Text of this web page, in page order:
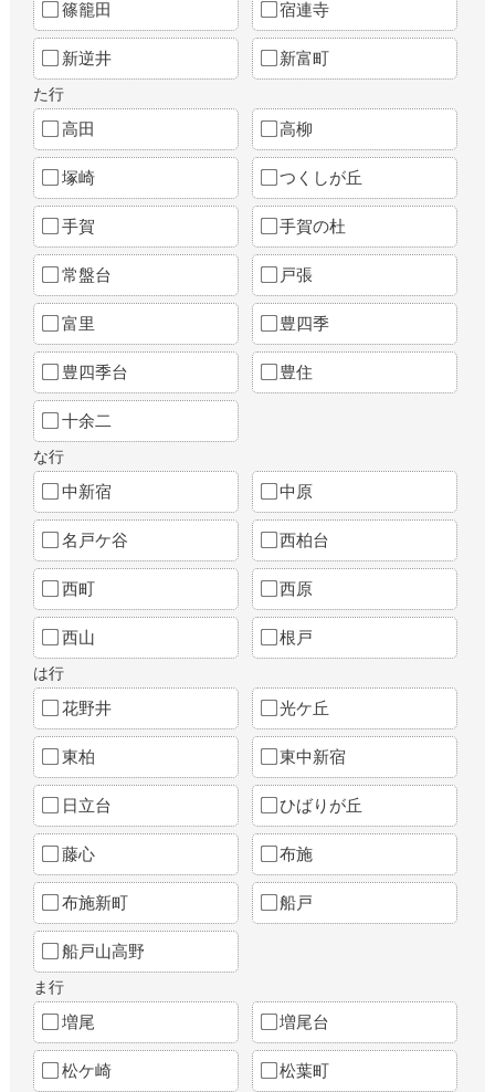
篠籠田 宿連寺
新逆井 新富町
た行
高田 高柳
塚崎 つくしが丘
手賀 手賀の杜
常盤台 戸張
富里 豊四季
豊四季台 豊住
十余二
な行
中新宿 中原
名戸ケ谷 西柏台
西町 西原
西山 根戸
は行
花野井 光ケ丘
東柏 東中新宿
日立台 ひばりが丘
藤心 布施
布施新町 船戸
船戸山高野
ま行
増尾 増尾台
松ケ崎 松葉町